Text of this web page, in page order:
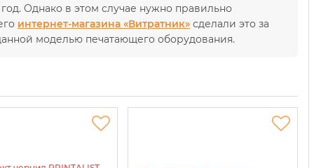
Однако в этом случае нужно правильно
интернет-магазина «Витратник» сделали это за
моделью печатающего оборудования.